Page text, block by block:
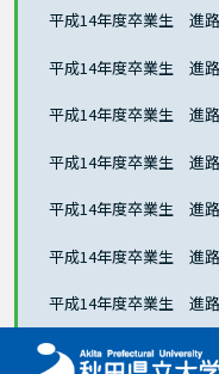
平成14年度卒業生 進
平成14年度卒業生 進
平成14年度卒業生 進
平成14年度卒業生 進
平成14年度卒業生 進
平成14年度卒業生 進
平成14年度卒業生 進